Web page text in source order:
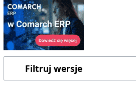
Filtruj wersje